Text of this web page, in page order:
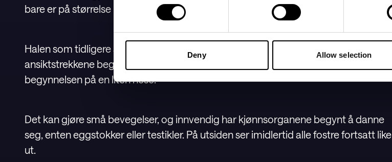
Deny Allow selection
bare er på størrelse med en bønne.
Halen som tidligere satt nederst på ryggraden, vokser bort, og de menneskelige
ansiktstrekkene begynner å komme til syne. Embryoet har nå øyne, ører og
begynnelsen på en liten nese.
Det kan gjøre små bevegelser, og innvendig har kjønnsorganene begynt å danne
seg, enten eggstokker eller testikler. På utsiden ser imidlertid alle fostre fortsatt like
ut.